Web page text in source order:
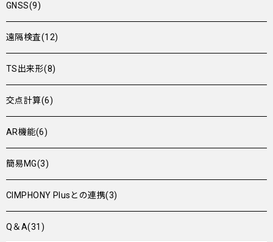
GNSS(9)
遠隔検査(12)
TS出来形(8)
交点計算(6)
AR機能(6)
簡易MG(3)
CIMPHONY Plusとの連携(3)
Q＆A(31)